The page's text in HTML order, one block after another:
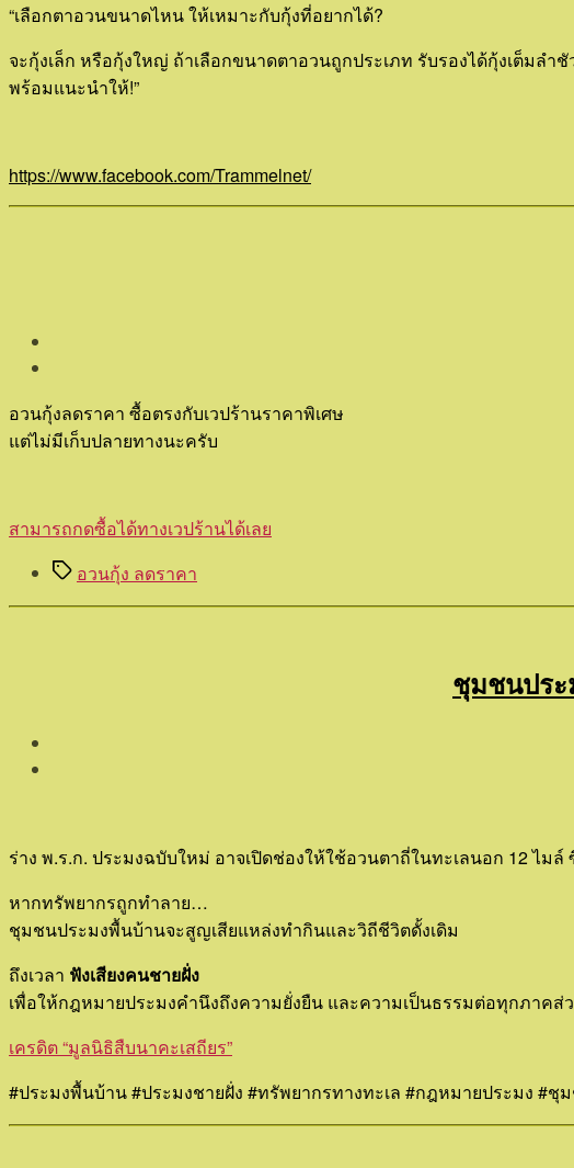
“เลือกตาอวนขนาดไหน ให้เหมาะกับกุ้งที่อยากได้?
จะกุ้งเล็ก หรือกุ้งใหญ่ ถ้าเลือกขนาดตาอวนถูกประเภท รับรองได้กุ้งเต็มล
พร้อมแนะนำให้!”
https://www.facebook.com/Trammelnet/
อวนกุ้งลดราคา ซื้อตรงกับเวปร้านราคาพิเศษ
แต่ไม่มีเก็บปลายทางนะครับ
สามารถกดซื้อได้ทางเวปร้านได้เลย
Tagsอวนกุ้ง ลดราคา
ชุมชนประ
ร่าง พ.ร.ก. ประมงฉบับใหม่ อาจเปิดช่องให้ใช้อวนตาถี่ในทะเลนอก 12 ไม
หากทรัพยากรถูกทำลาย…
ชุมชนประมงพื้นบ้านจะสูญเสียแหล่งทำกินและวิถีชีวิตดั้งเดิม
ถึงเวลา ฟังเสียงคนชายฝั่ง
เพื่อให้กฎหมายประมงคำนึงถึงความยั่งยืน และความเป็นธรรมต่อทุกภาคส่
เครดิต “มูลนิธิสืบนาคะเสถียร”
#ประมงพื้นบ้าน #ประมงชายฝั่ง #ทรัพยากรทางทะเล #กฎหมายประมง #ชุ